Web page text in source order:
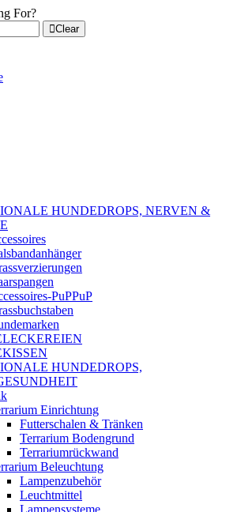
For?
Clear
HUNDEDROPS, NERVEN &
PuPPuP
HUNDEDROPS,
Einrichtung
Futterschalen & Tränken
Terrarium Bodengrund
Terrariumrückwand
Beleuchtung
Lampenzubehör
Leuchtmittel
Lampensysteme